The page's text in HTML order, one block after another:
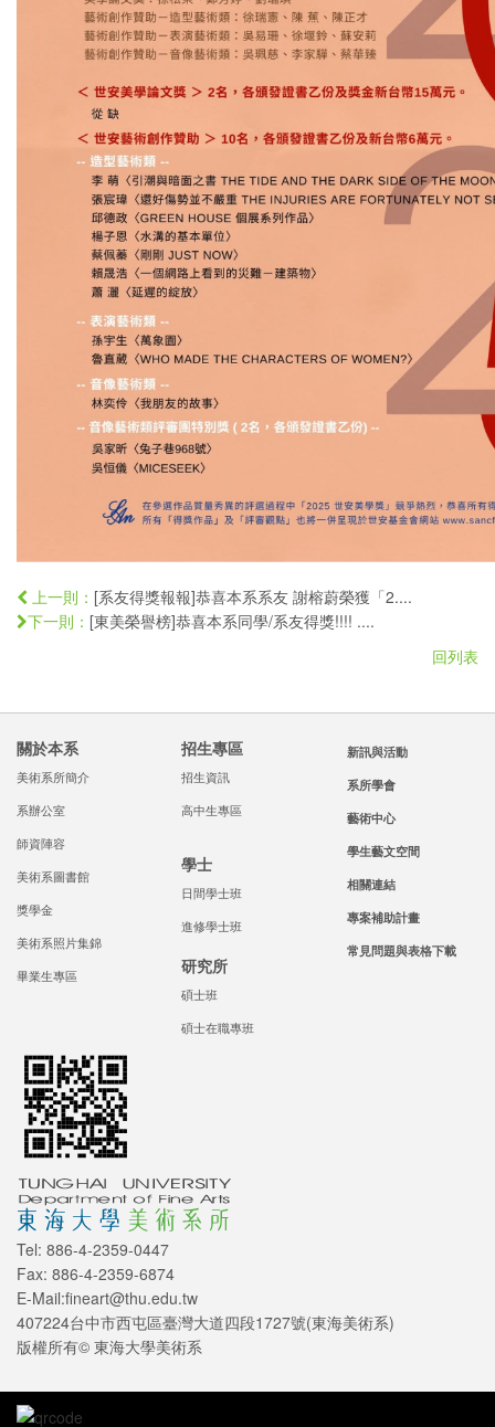
上一則： [系友得獎報報]恭喜本系系友 謝榕蔚榮獲「2....
下一則： [東美榮譽榜]恭喜本系同學/系友得獎!!!! ....
回列表
關於本系
美術系所簡介
系辦公室
師資陣容
美術系圖書館
獎學金
美術系照片集錦
畢業生專區
招生專區
招生資訊
高中生專區
學士
日間學士班
進修學士班
研究所
碩士班
碩士在職專班
新訊與活動
系所學會
藝術中心
學生藝文空間
相關連結
專案補助計畫
常見問題與表格下載
Tel: 886-4-2359-0447
Fax: 886-4-2359-6874
E-Mail:fineart@thu.edu.tw
407224台中市西屯區臺灣大道四段1727號(東海美術系)
版權所有© 東海大學美術系